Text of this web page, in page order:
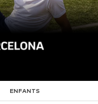
ENFANTS